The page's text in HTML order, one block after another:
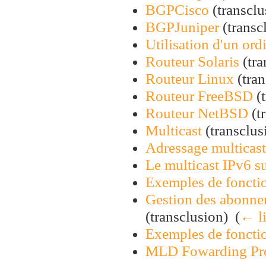
BGPCisco
BGPJuniper
Utilisation d'un
Routeur Solaris
Routeur Linux
Routeur FreeBSD
Routeur NetBSD
Multicast
Adressage multicast
Le multicast IPv6
Exemples de
Gestion des
(transclusion) ‎ (←
Exemples de
MLD Fowarding